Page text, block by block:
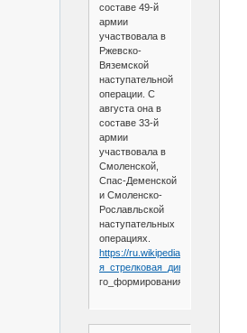
составе 49-й
армии
участвовала в
Ржевско-
Вяземской
наступательной
операции. С
августа она в
составе 33-й
армии
участвовала в
Смоленской,
Спас-Деменской
и Смоленско-
Рославльской
наступательных
операциях.
https://ru.wikipedia.org/wiki/338-
я_стрелковая_дивизия_
го_формирования)